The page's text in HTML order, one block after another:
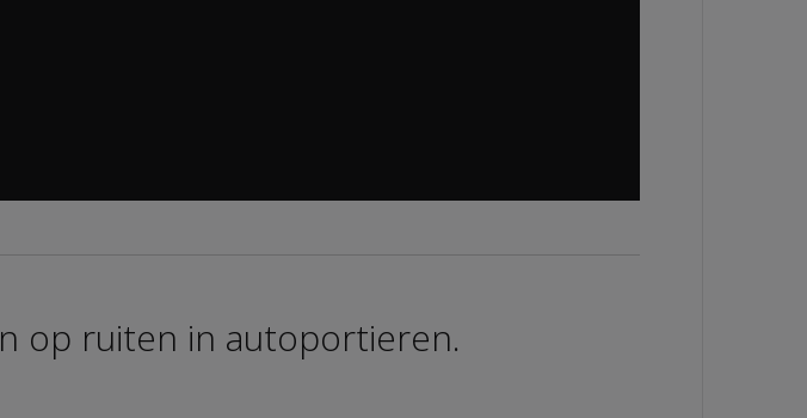
op ruiten in autoportieren.